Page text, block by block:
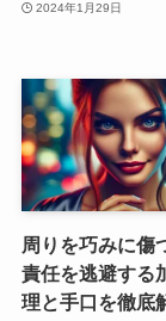
2024年1月29日
周りを巧みに傷
責任を逃避する
理と手口を徹底